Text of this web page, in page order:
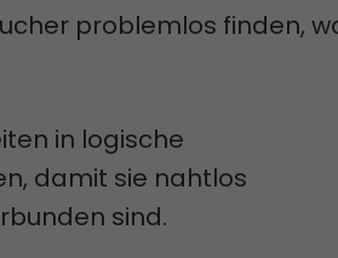
problemlos finden,
in logische
damit sie nahtlos
sind.